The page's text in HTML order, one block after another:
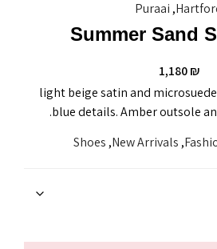
,
Puraai
Summer Sand
1,180₪
light beige satin and
blue details. Amber outsole
,
New Arrivals
,
Shoes